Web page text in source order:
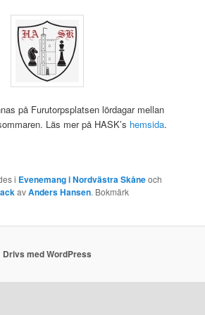
på Furutorpsplatsen lördagar mellan
Läs mer på HASK’s hemsida.
i Evenemang i Nordvästra Skåneoch
avAnders Hansen. Bokmärk
Drivs med WordPress